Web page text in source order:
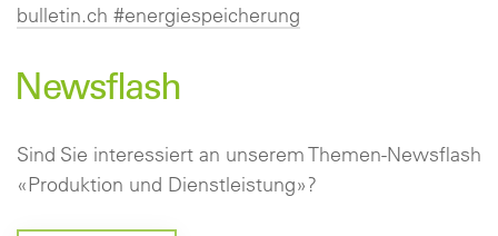
bulletin.ch #energiespeicherung
Newsflash
Sind Sie interessiert an unserem Themen-Newsflash
«Produktion und Dienstleistung»?